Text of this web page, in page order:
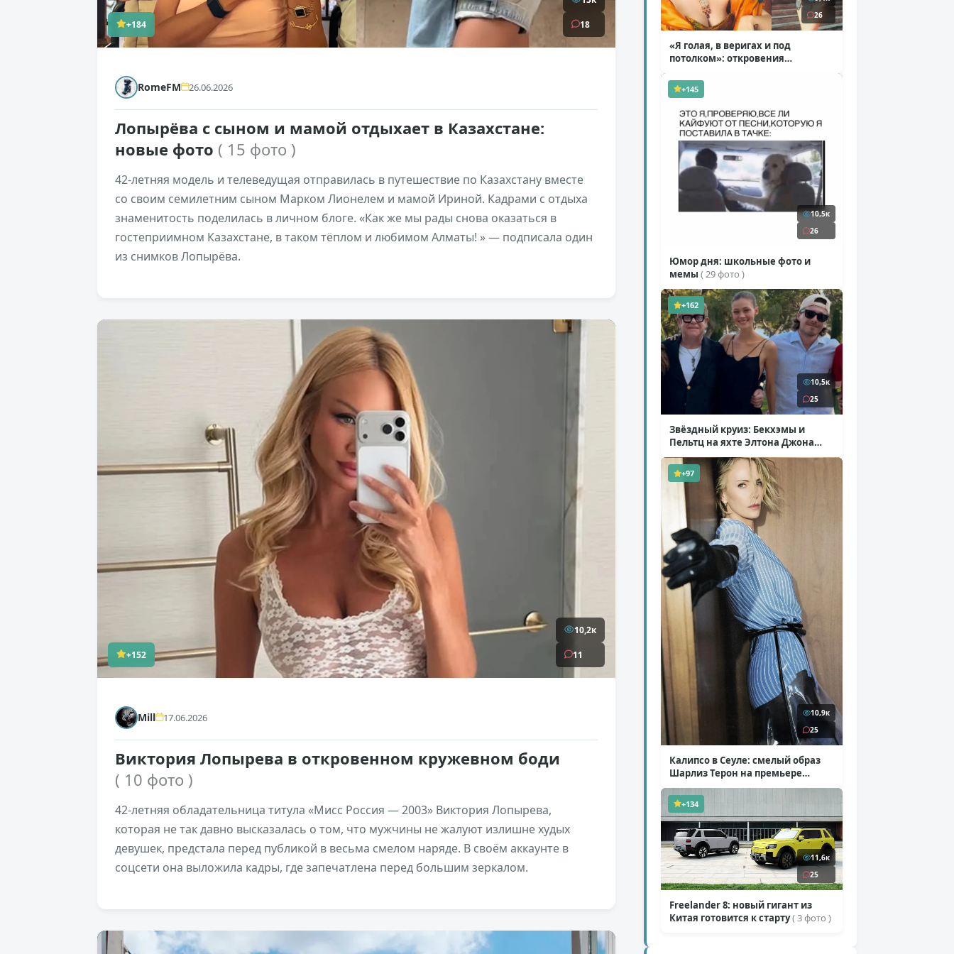
+184 18
RomeFM 26.06.2026
Лопырёва с сыном и мамой отдыхает в Казахстане:
новые фото ( 15 фото )
42-летняя модель и телеведущая отправилась в путешествие по Казахстану вместе
со своим семилетним сыном Марком Лионелем и мамой Ириной. Кадрами с отдыха
знаменитость поделилась в личном блоге. «Как же мы рады снова оказаться в
гостеприимном Казахстане, в таком тёплом и любимом Алматы! » — подписала один
из снимков Лопырёва.
+152
10,2к
11
Mill 17.06.2026
Виктория Лопырева в откровенном кружевном боди
( 10 фото )
42-летняя обладательница титула «Мисс Россия — 2003» Виктория Лопырева,
которая не так давно высказалась о том, что мужчины не жалуют излишне худых
девушек, предстала перед публикой в весьма смелом наряде. В своём аккаунте в
соцсети она выложила кадры, где запечатлена перед большим зеркалом.
26
«Я голая, в веригах и под
потолком»: откровения
( 11 фото )
+145
10,5к
26
Юмор дня: школьные фото и
мемы ( 29 фото )
+162
10,5к
25
Звёздный круиз: Бекхэмы и
Пельтц на яхте Элтона Джона
( 12 фото )
+97
10,9к
25
Калипсо в Сеуле: смелый образ
Шарлиз Терон на премьере
«Одиссеи»( 6 фото )
+134
11,6к
25
Freelander 8: новый гигант из
Китая готовится к старту( 3 фото )